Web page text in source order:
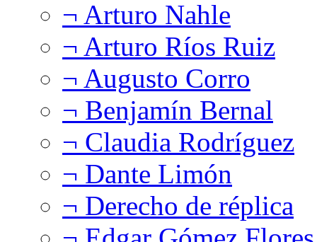
¬ Arturo Nahle
¬ Arturo Ríos Ruiz
¬ Augusto Corro
¬ Benjamín Bernal
¬ Claudia Rodríguez
¬ Dante Limón
¬ Derecho de réplica